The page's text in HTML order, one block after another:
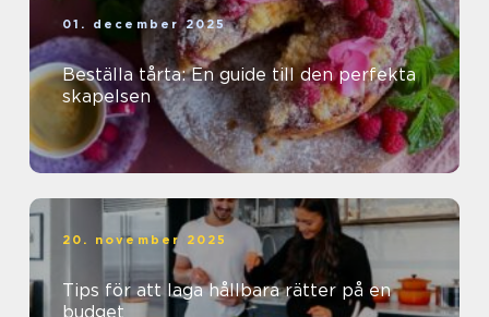
01. december 2025
Beställa tårta: En guide till den perfekta
skapelsen
20. november 2025
Tips för att laga hållbara rätter på en
budget